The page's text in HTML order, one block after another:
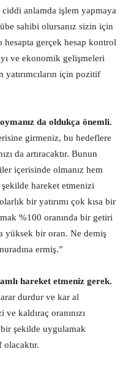
anlamda işlem yapmaya
sahibi olursanız sizin için
hesapta gerçek hesap kontrol
ve ekonomik gelişmeleri
için pozitif
da oldukça önemli.
girmeniz, bu hedeflere
da artıracaktır. Bunun
içerisinde olmanız hem
şekilde hareket etmenizi
bir yatırımı çok kısa bir
%100 oranında bir getiri
yüksek bir oran. Ne demiş
ermiş.”
hareket etmeniz gerek.
durdur ve kar al
kaldıraç oranınızı
şekilde uygulamak
olacaktır.